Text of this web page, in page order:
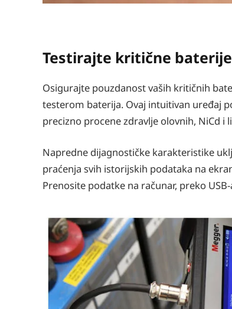
Testirajte kritične
Osigurajte pouzdanost vaših kritičnih
testerom baterija. Ovaj intuitivan uređaj
precizno procene zdravlje olovnih, NiCd
Napredne dijagnostičke karakteristike
praćenja svih istorijskih podataka na
Prenosite podatke na računar, preko